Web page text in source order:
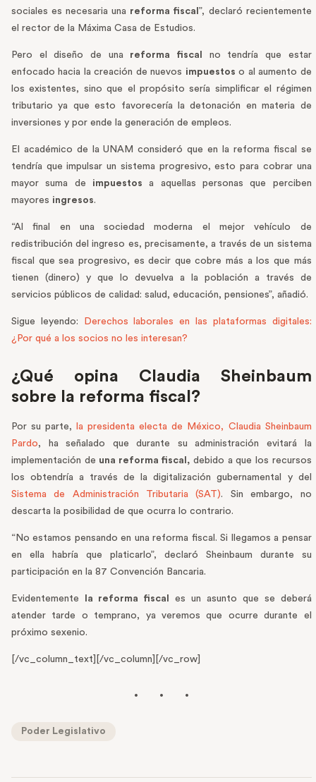
sociales es necesaria una reforma fiscal”, declaró recientemente
el rector de la Máxima Casa de Estudios.
Pero el diseño de una reforma fiscal
no tendría que estar
enfocado hacia la creación de nuevos impuestos o al aumento de
los existentes, sino que el propósito sería simplificar el régimen
tributario ya que esto favorecería la detonación en materia de
inversiones y por ende la generación de empleos.
El académico de la UNAM consideró que en la reforma fiscal se
tendría que impulsar un sistema progresivo, esto para cobrar una
mayor suma de impuestos a aquellas personas que perciben
mayores ingresos.
“Al final en una sociedad moderna el mejor vehículo de
redistribución del ingreso es, precisamente, a través de un sistema
fiscal que sea progresivo, es decir que cobre más a los que más
tienen (dinero) y que lo devuelva a la población a través de
servicios públicos de calidad: salud, educación, pensiones”, añadió.
Sigue leyendo:
Derechos laborales en las plataformas digitales:
¿Por qué a los socios no les interesan?
¿Qué opina Claudia Sheinbaum
sobre la reforma fiscal?
Por su parte,
la presidenta electa de México, Claudia Sheinbaum
Pardo, ha señalado que durante su administración evitará la
implementación de una reforma fiscal, debido a que los recursos
los obtendría a través de la digitalización gubernamental y del
Sistema de Administración Tributaria (SAT). Sin embargo, no
descarta la posibilidad de que ocurra lo contrario.
“No estamos pensando en una reforma fiscal. Si llegamos a pensar
en ella habría que platicarlo”, declaró Sheinbaum durante su
participación en la 87 Convención Bancaria.
Evidentemente la reforma fiscal
es un asunto que se deberá
atender tarde o temprano, ya veremos que ocurre durante el
próximo sexenio.
[/vc_column_text][/vc_column][/vc_row]
Poder Legislativo